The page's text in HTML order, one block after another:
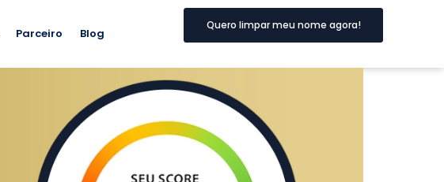
Parceiro Blog
Quero limpar meu nome agora!